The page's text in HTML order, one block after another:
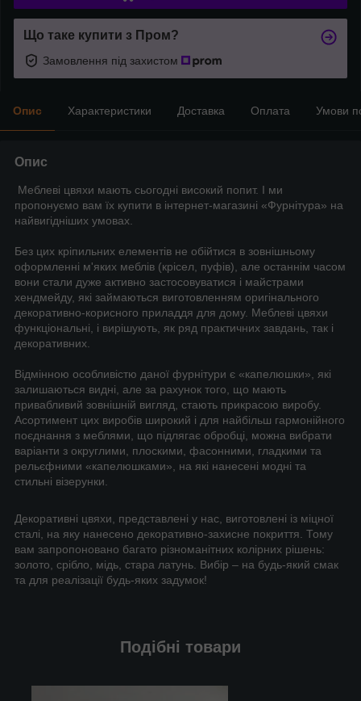
Що таке купити з Пром?
Замовлення під захистом
Опис Характеристики Доставка Оплата Умови
Опис
Меблеві цвяхи мають сьогодні високий попит. І ми
пропонуємо вам їх купити в інтернет-магазині «Фурнітура» на
найвигідніших умовах.
Без цих кріпильних елементів не обійтися в зовнішньому
оформленні м'яких меблів (крісел, пуфів), але останнім часом
вони стали дуже активно застосовуватися і майстрами
хендмейду, які займаються виготовленням оригінального
декоративно-корисного приладдя для дому. Меблеві цвяхи
функціональні, і вирішують, як ряд практичних завдань, так і
декоративних.
Відмінною особливістю даної фурнітури є «капелюшки», які
залишаються видні, але за рахунок того, що мають
привабливий зовнішній вигляд, стають прикрасою виробу.
Асортимент цих виробів широкий і для найбільш гармонійного
поєднання з меблями, що підлягає обробці, можна вибрати
варіанти з округлими, плоскими, фасонними, гладкими та
рельєфними «капелюшками», на які нанесені модні та
стильні візерунки.
Декоративні цвяхи, представлені у нас, виготовлені із міцної
сталі, на яку нанесено декоративно-захисне покриття. Тому
вам запропоновано багато різноманітних колірних рішень:
золото, срібло, мідь, стара латунь. Вибір – на будь-який смак
та для реалізації будь-яких задумок!
Подібні товари